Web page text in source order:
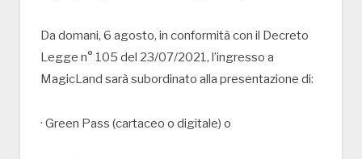
Da domani, 6 agosto, in conformità con il Decreto
Legge n° 105 del 23/07/2021, l’ingresso a
MagicLand sarà subordinato alla presentazione di:
· Green Pass (cartaceo o digitale) o